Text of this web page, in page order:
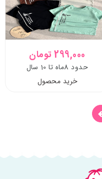
299,000 تومان
حدود 8ماه تا 10 سال
خرید محصول